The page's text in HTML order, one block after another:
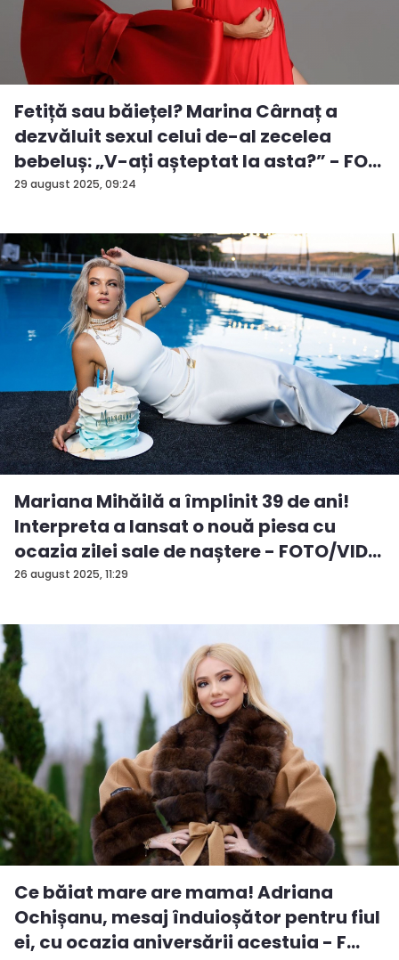
29 august 2025, 09:24
Fetiță sau băiețel? Marina Cârnaț a
dezvăluit sexul celui de-al zecelea
bebeluș: „V-ați așteptat la asta?” - FO...
26 august 2025, 11:29
Mariana Mihăilă a împlinit 39 de ani!
Interpreta a lansat o nouă piesa cu
ocazia zilei sale de naștere - FOTO/VID...
Ce băiat mare are mama! Adriana
Ochișanu, mesaj înduioșător pentru fiul
ei, cu ocazia aniversării acestuia - F...